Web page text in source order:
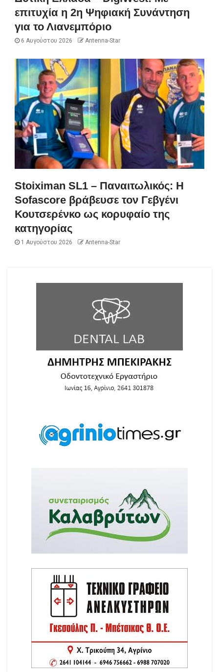
επιτυχία η 2η Ψηφιακή Συνάντηση
για το Λιανεμπόριο
6 Αυγούστου 2026 Antenna-Star
Stoiximan SL1 – Παναιτωλικός: Η
Sofascore βράβευσε τον Γεβγένι
Κουτσερένκο ως κορυφαίο της
κατηγορίας
1 Αυγούστου 2026 Antenna-Star